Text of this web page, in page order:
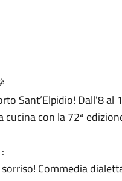
Sant’Elpidio! Dall'8 al
con la 72ª
Commedia